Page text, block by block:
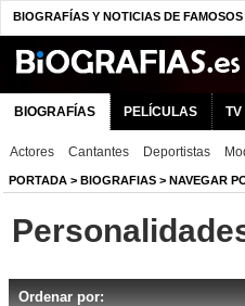
BIOGRAFÍAS Y NOTICIAS DE FAMOSOS
BIOGRAFÍAS PELÍCULAS TV
Actores Cantantes Deportistas
PORTADA > BIOGRAFIAS > NAVEGAR
Ordenar por: